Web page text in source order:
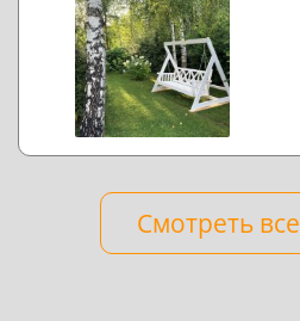
Смотреть